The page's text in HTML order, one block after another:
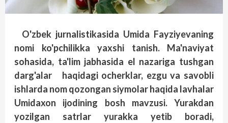
O'zbek jurnalistikasida Umida Fayziyevaning
nomi ko'pchilikka yaxshi tanish. Ma'naviyat
sohasida, ta'lim jabhasida el nazariga tushgan
darg'alar haqidagi ocherklar, ezgu va savobli
ishlarda nom qozongan siymolar haqida lavhalar
Umidaxon ijodining bosh mavzusi. Yurakdan
yozilgan satrlar yurakka yetib boradi,